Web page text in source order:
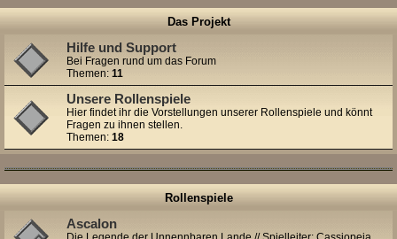
h
Das Projekt
Hilfe und Support
Bei Fragen rund um das Forum
Themen: 11
Unsere Rollenspiele
Hier findet ihr die Vorstellungen unserer Rollenspiele und könnt
Fragen zu ihnen stellen.
Themen: 18
Rollenspiele
Ascalon